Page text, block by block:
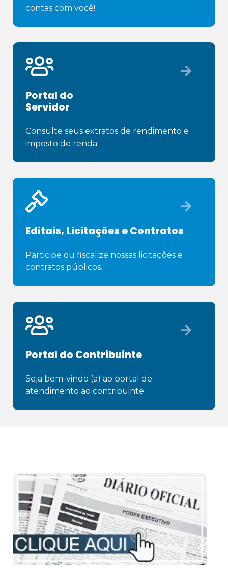
contas com você!
Portal do
Servidor
Consulte seus extratos de rendimento e
imposto de renda.
Editais, Licitações e Contratos
Participe ou fiscalize nossas licitações e
contratos públicos.
Portal do Contribuinte
Seja bem-vindo (a) ao portal de
atendimento ao contribuinte.